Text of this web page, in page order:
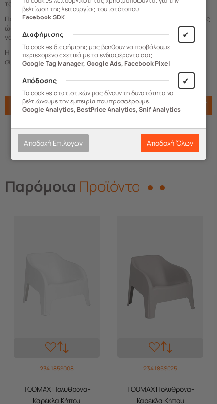
τοποθέτηση του σε κάθε βεράντα, κήπο και μεγάλο μπαλκόνι.
Παραδίδεταιασυναρμολόγητο
σε μορφή επίπεδης συσκευασίας
ώστε να καταλαμβάνει τον ελάχιστο δυνατό όγκο μεταφοράς και
να αποστέλλεται με τον πιο οικονομικό τρόπο.
Η συσκευασία περιλαμβάνει αναλυτικές οδηγίες
συναρμολόγησης.
Χαρακτηριστικά
Παρόμοια Προϊόντα
234.185S008
TOOMAX Πολυθρόνα-
Καρέκλα Κήπου
234.185S025
TOOMAX Πολυθρόνα-
Καρέκλα Κήπου
βελτίωση της λειτουργίας του ιστότοπου.
Facebook SDK
Διαφήμισης ✔
Τα cookies διαφήμισης μας βοηθουν να προβάλουμε
περιεχομένο σχετικά με τα ενδιαφέροντα σας.
Google Tag Manager, Google Ads, Facebook Pixel
Απόδοσης ✔
Τα cookies στατιστικών μας δίνουν τη δυνατότητα να
βελτιώνουμε την εμπειρία που προσφέρουμε.
Google Analytics, BestPrice Analytics, Snif Analytics
Αποδοχή Επιλογών Αποδοχή Όλων